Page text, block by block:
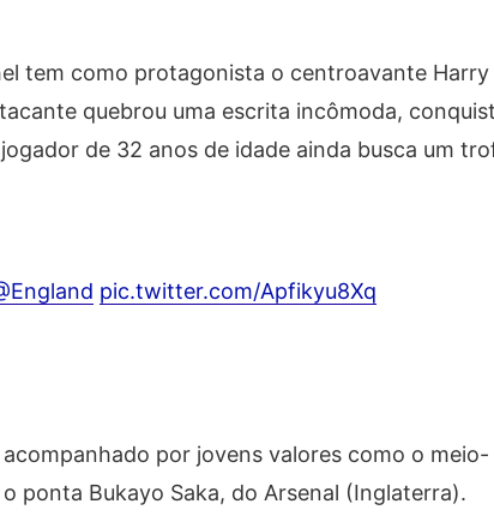
tem como protagonista o centroavante Harry
quebrou uma escrita incômoda,
de 32 anos de idade ainda busca um
pic.twitter.com/Apfikyu8Xq
por jovens valores como o meio-
ponta Bukayo Saka, do Arsenal (Inglaterra).